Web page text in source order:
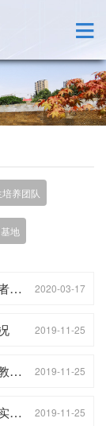
养团队
地
【教学获奖】我院历年在陕西省科技工作者创新创业大赛中获奖情况 2020-03-17
2019-11-25
【教学获奖】我院教师历年获得校级课堂教学创新大赛情况 2019-11-25
【教学获奖】我院教师历年获得校级教师实验教学创新技能大赛情况 2019-11-25